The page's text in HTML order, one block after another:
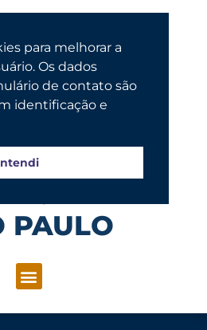
PAULO
para melhorar a
Os dados
de contato são
identificação e